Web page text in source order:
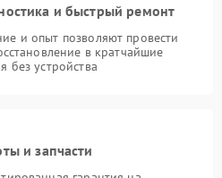
и быстрый ремонт
и опыт позволяют провести
в кратчайшие
без устройства
и запчасти